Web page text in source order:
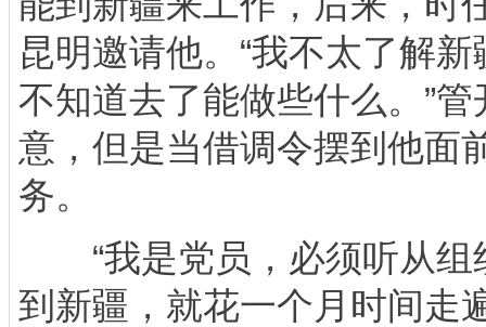
昆明邀请他。“我不太了解
不知道去了能做些什么。”
意，但是当借调令摆到他面
务。
“我是党员，必须听从组
到新疆，就花一个月时间走